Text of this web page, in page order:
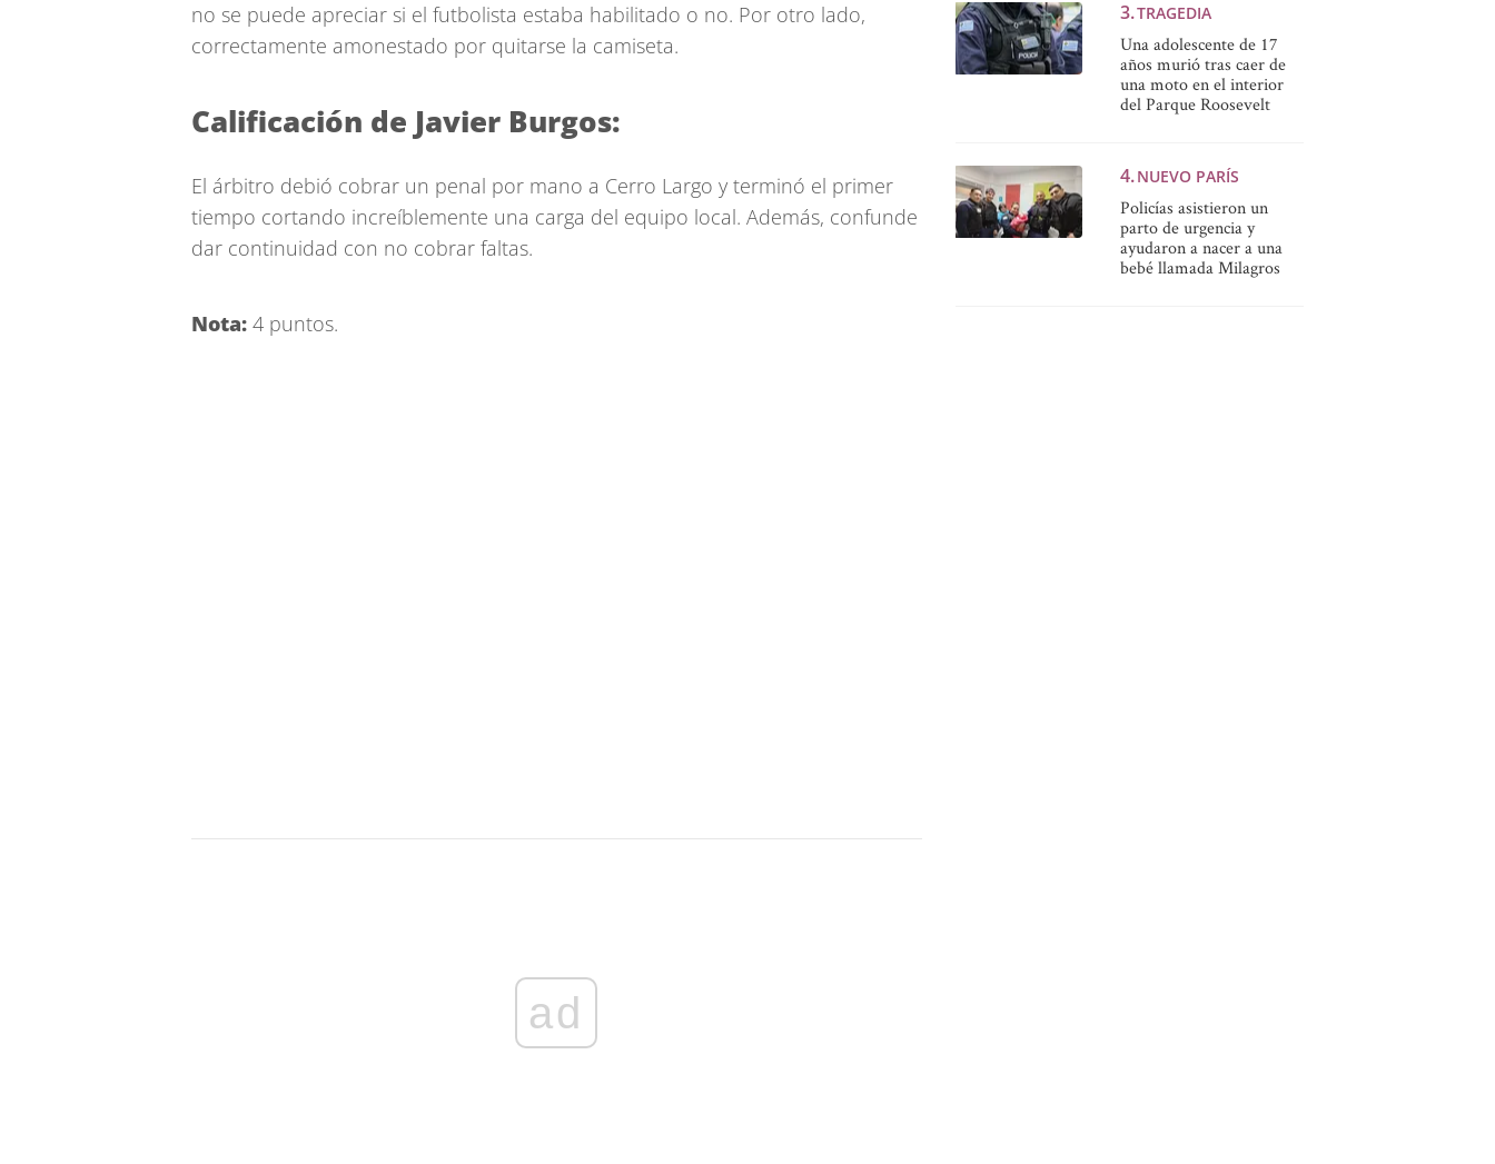
no se puede apreciar si el futbolista estaba habilitado o no. Por otro lado,
correctamente amonestado por quitarse la camiseta.
Calificación de Javier Burgos:
El árbitro debió cobrar un penal por mano a Cerro Largo y terminó el primer
tiempo cortando increíblemente una carga del equipo local. Además, confunde
dar continuidad con no cobrar faltas.
Nota: 4 puntos.
ad
TRAGEDIA
Una adolescente de 17
años murió tras caer de
una moto en el interior
del Parque Roosevelt
NUEVO PARÍS
Policías asistieron un
parto de urgencia y
ayudaron a nacer a una
bebé llamada Milagros